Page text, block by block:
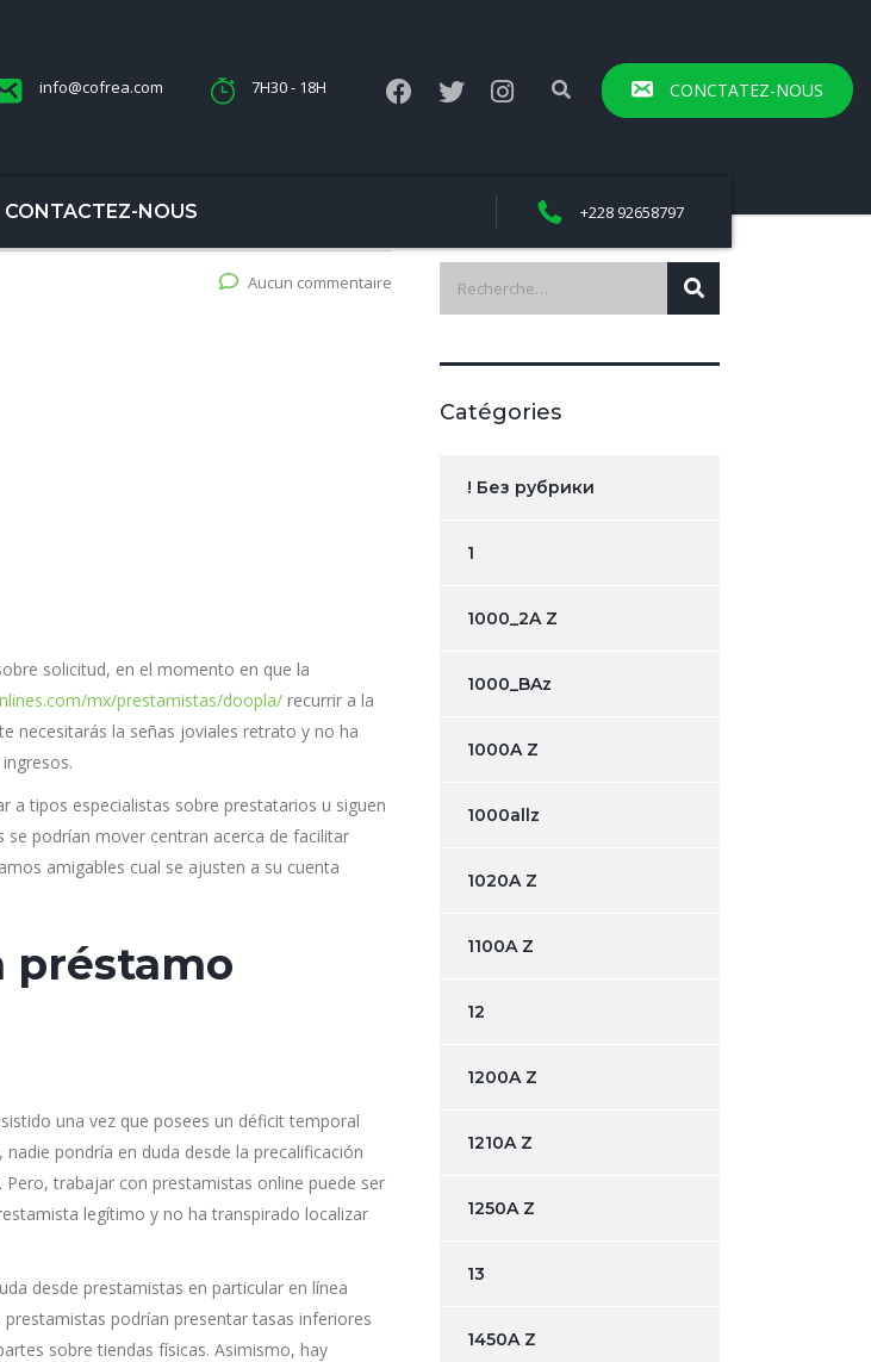
info@cofrea.com 7H30 - 18H CONCTATEZ-NOUS
CONTACTEZ-NOUS +228 92658797
Aucun commentaire
solicitud, en el momento en que la
mx/prestamistas/doopla/ recurrir a la
necesitarás la señas joviales retrato y no ha
a tipos especialistas sobre prestatarios u siguen
podrí­an mover centran acerca de facilitar
amigables cual se ajusten a su cuenta
préstamo
una vez que posees un déficit temporal
pondrí­a en duda desde la precalificación
trabajar con prestamistas online puede ser
legítimo y no ha transpirado localizar
desde prestamistas en particular en línea
podrían presentar tasas inferiores
sobre tiendas físicas. Asimismo, hay
Catégories
! Без рубрики
1
1000_2A Z
1000_BAz
1000A Z
1000allz
1020A Z
1100A Z
12
1200A Z
1210A Z
1250A Z
13
1450A Z